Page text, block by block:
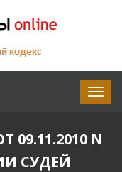
N
СУДЕЙ